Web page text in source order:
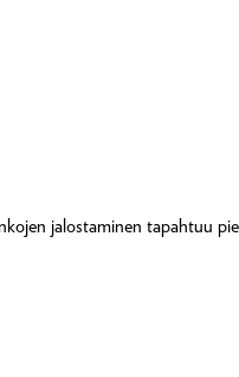
jalostaminen tapahtuu